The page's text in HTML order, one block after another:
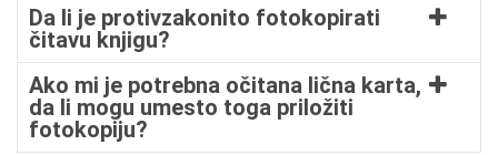
Da li je protivzakonito fotokopirati
čitavu knjigu?
Ako mi je potrebna očitana lična karta,
da li mogu umesto toga priložiti
fotokopiju?